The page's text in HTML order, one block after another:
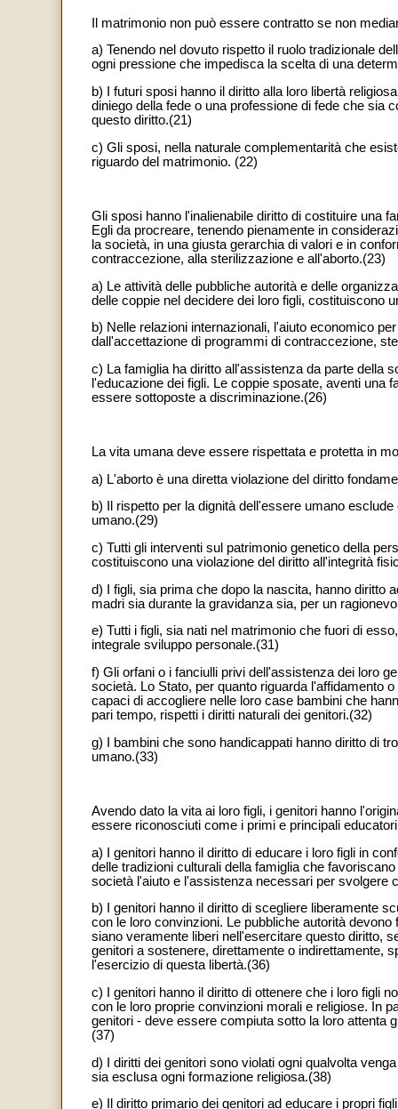
Il matrimonio non può essere contratto se non
a) Tenendo nel dovuto rispetto il ruolo tradizionale
ogni pressione che impedisca la scelta di una
b) I futuri sposi hanno il diritto alla loro libertà
diniego della fede o una professione di fede che sia
questo diritto.(21)
c) Gli sposi, nella naturale complementarità che
riguardo del matrimonio. (22)
Gli sposi hanno l'inalienabile diritto di costituire una
Egli da procreare, tenendo pienamente in
la società, in una giusta gerarchia di valori e in
contraccezione, alla sterilizzazione e all'aborto.(23)
a) Le attività delle pubbliche autorità e delle
delle coppie nel decidere dei loro figli, costituiscono
b) Nelle relazioni internazionali, l'aiuto economico
dall'accettazione di programmi di contraccezione,
c) La famiglia ha diritto all'assistenza da parte della
l'educazione dei figli. Le coppie sposate, aventi una
essere sottoposte a discriminazione.(26)
La vita umana deve essere rispettata e protetta in
a) L'aborto è una diretta violazione del diritto
b) Il rispetto per la dignità dell'essere umano
umano.(29)
c) Tutti gli interventi sul patrimonio genetico della
costituiscono una violazione del diritto all'integrità
d) I figli, sia prima che dopo la nascita, hanno diritto
madri sia durante la gravidanza sia, per un
e) Tutti i figli, sia nati nel matrimonio che fuori di
integrale sviluppo personale.(31)
f) Gli orfani o i fanciulli privi dell'assistenza dei loro
società. Lo Stato, per quanto riguarda l'affidamento
capaci di accogliere nelle loro case bambini che
pari tempo, rispetti i diritti naturali dei genitori.(32)
g) I bambini che sono handicappati hanno diritto di
umano.(33)
Avendo dato la vita ai loro figli, i genitori hanno
essere riconosciuti come i primi e principali
a) I genitori hanno il diritto di educare i loro figli in
delle tradizioni culturali della famiglia che
società l'aiuto e l'assistenza necessari per svolgere
b) I genitori hanno il diritto di scegliere liberamente
con le loro convinzioni. Le pubbliche autorità
siano veramente liberi nell'esercitare questo diritto,
genitori a sostenere, direttamente o indirettamente,
l'esercizio di questa libertà.(36)
c) I genitori hanno il diritto di ottenere che i loro figli
con le loro proprie convinzioni morali e religiose. In
genitori - deve essere compiuta sotto la loro attenta
(37)
d) I diritti dei genitori sono violati ogni qualvolta
sia esclusa ogni formazione religiosa.(38)
e) Il diritto primario dei genitori ad educare i propri